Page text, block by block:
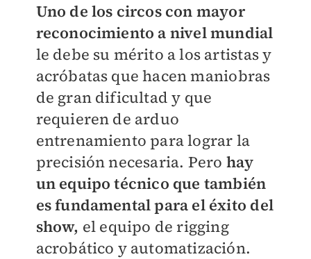
Uno de los circos con mayor
reconocimiento a nivel mundial
le debe su mérito a los artistas y
acróbatas que hacen maniobras
de gran dificultad y que
requieren de arduo
entrenamiento para lograr la
precisión necesaria. Pero hay
un equipo técnico que también
es fundamental para el éxito del
show, el equipo de rigging
acrobático y automatización.